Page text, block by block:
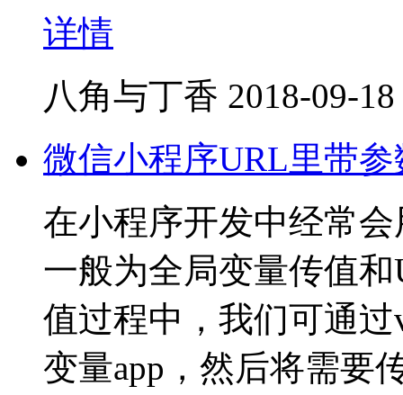
详情
八角与丁香 2018-09-
微信小程序URL里带
在小程序开发中经常
一般为全局变量传值
值过程中，我们可通过
变量app，然后将需要